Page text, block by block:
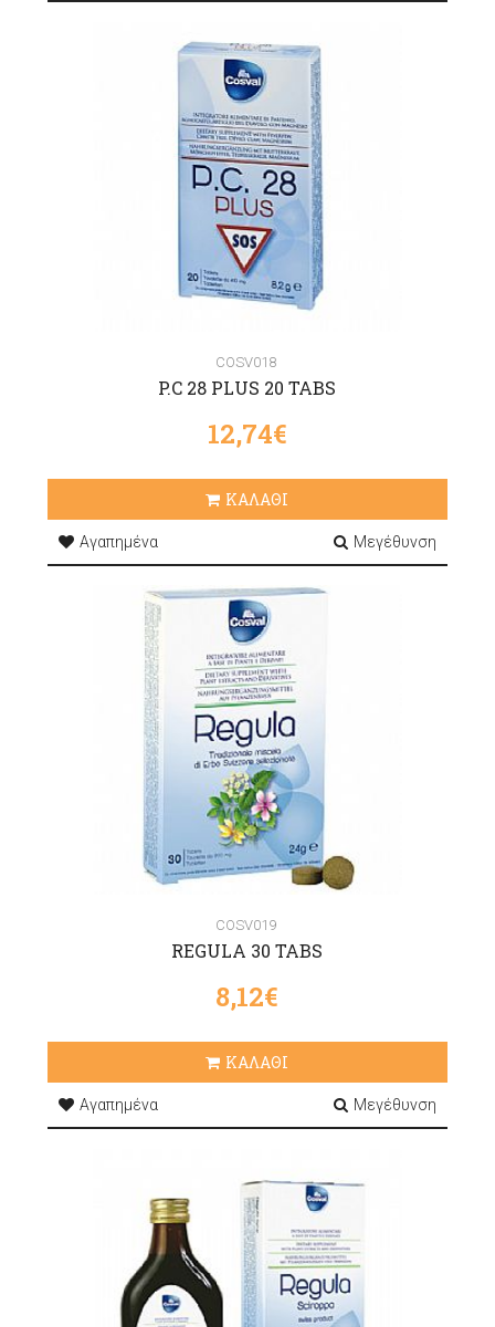
COSV018
P.C 28 PLUS 20 TABS
12,74€
ΚΑΛΑΘΙ
Αγαπημένα Μεγέθυνση
COSV019
REGULA 30 TABS
8,12€
ΚΑΛΑΘΙ
Αγαπημένα Μεγέθυνση